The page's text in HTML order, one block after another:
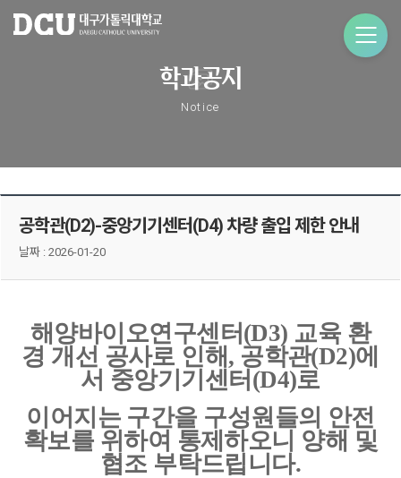
학과공지
Notice
공학관(D2)-중앙기기센터(D4) 차량 출입 제한 안내
날짜 : 2026-01-20
해양바이오연구센터(D3) 교육 환
경 개선 공사로 인해, 공학관(D2)에
서 중앙기기센터(D4)로
이어지는 구간을 구성원들의 안전
확보를 위하여 통제하오니 양해 및
협조 부탁드립니다.